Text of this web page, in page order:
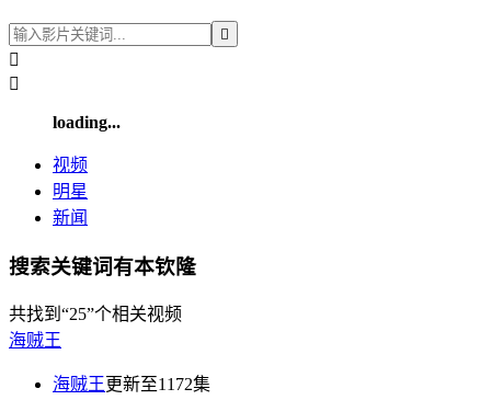



loading...
视频
明星
新闻
搜索关键词有本钦隆
共找到 “25”个相关视频
海贼王
海贼王更新至1172集